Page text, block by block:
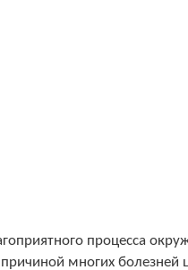
процесса
многих болезней